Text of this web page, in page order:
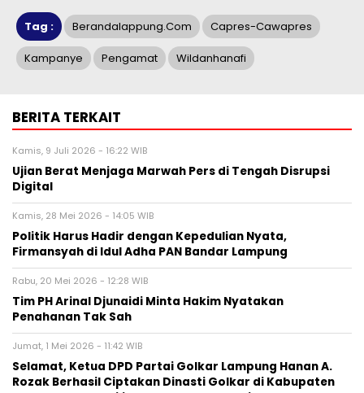
Tag : Berandalappung.com Capres-Cawapres
Kampanye Pengamat Wildanhanafi
BERITA TERKAIT
Kamis, 9 Juli 2026 - 16:22 WIB
Ujian Berat Menjaga Marwah Pers di Tengah Disrupsi
Digital
Kamis, 28 Mei 2026 - 14:05 WIB
Politik Harus Hadir dengan Kepedulian Nyata,
Firmansyah di Idul Adha PAN Bandar Lampung
Rabu, 20 Mei 2026 - 12:28 WIB
Tim PH Arinal Djunaidi Minta Hakim Nyatakan
Penahanan Tak Sah
Jumat, 1 Mei 2026 - 11:42 WIB
Selamat, Ketua DPD Partai Golkar Lampung Hanan A.
Rozak Berhasil Ciptakan Dinasti Golkar di Kabupaten